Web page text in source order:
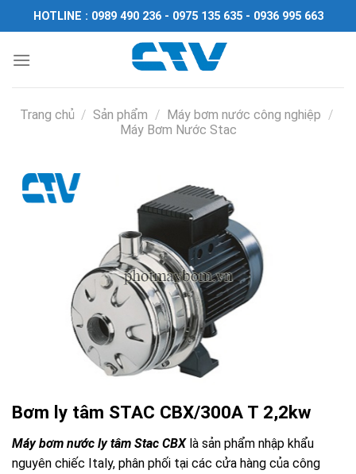
Chuyển
đến
dung
HOTLINE : 0989 490 236 - 0975 135 635 - 0936 995 663
Trang chủ / Sản phẩm / Máy bơm nước công nghiệp /
Máy Bơm Nước Stac
Bơm ly tâm STAC CBX/300A T 2,2kw
Máy bơm nước ly tâm Stac CBXlà sản phẩm nhập khẩu
nguyên chiếc Italy, phân phối tại các cửa hàng của công